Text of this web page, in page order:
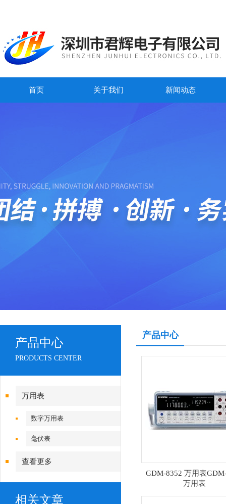
首页 关于我们 新闻动态
产品中心
PRODUCTS CENTER
万用表
数字万用表
毫伏表
查看更多
相关文章
产品中心
GDM-8352 万用表
万用表